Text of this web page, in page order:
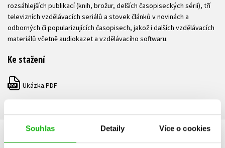
Souhlas Detaily Více o cookies
rozsáhlejších publikací (knih, brožur, delších časopiseckých sérií), tří
televizních vzdělávacích seriálů a stovek článků v novinách a
odborných či popularizujících časopisech, jakož i dalších vzdělávacích
materiálů včetně audiokazet a vzdělávacího softwaru.
Ke stažení
PDF Ukázka.PDF